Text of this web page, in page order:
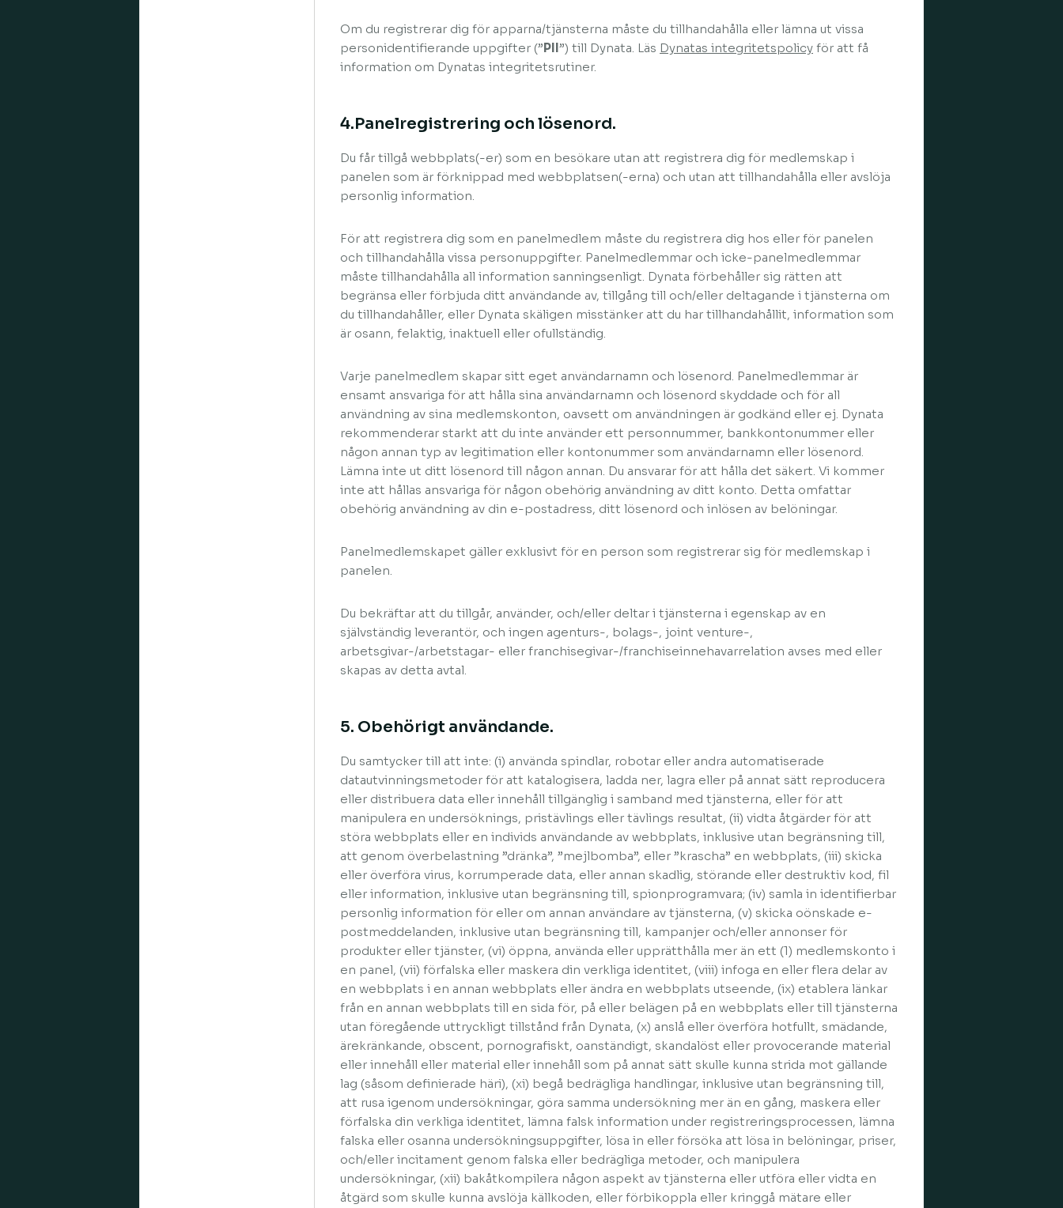
Om du registrerar dig för apparna/tjänsterna måste du tillhandahålla eller lämna ut vissa
personidentifierande uppgifter (”PII”) till Dynata. Läs Dynatas integritetspolicy för att få
information om Dynatas integritetsrutiner.
4.Panelregistrering och lösenord.
Du får tillgå webbplats(-er) som en besökare utan att registrera dig för medlemskap i
panelen som är förknippad med webbplatsen(-erna) och utan att tillhandahålla eller avslöja
personlig information.
För att registrera dig som en panelmedlem måste du registrera dig hos eller för panelen
och tillhandahålla vissa personuppgifter. Panelmedlemmar och icke-panelmedlemmar
måste tillhandahålla all information sanningsenligt. Dynata förbehåller sig rätten att
begränsa eller förbjuda ditt användande av, tillgång till och/eller deltagande i tjänsterna om
du tillhandahåller, eller Dynata skäligen misstänker att du har tillhandahållit, information som
är osann, felaktig, inaktuell eller ofullständig.
Varje panelmedlem skapar sitt eget användarnamn och lösenord. Panelmedlemmar är
ensamt ansvariga för att hålla sina användarnamn och lösenord skyddade och för all
användning av sina medlemskonton, oavsett om användningen är godkänd eller ej. Dynata
rekommenderar starkt att du inte använder ett personnummer, bankkontonummer eller
någon annan typ av legitimation eller kontonummer som användarnamn eller lösenord.
Lämna inte ut ditt lösenord till någon annan. Du ansvarar för att hålla det säkert. Vi kommer
inte att hållas ansvariga för någon obehörig användning av ditt konto. Detta omfattar
obehörig användning av din e-postadress, ditt lösenord och inlösen av belöningar.
Panelmedlemskapet gäller exklusivt för en person som registrerar sig för medlemskap i
panelen.
Du bekräftar att du tillgår, använder, och/eller deltar i tjänsterna i egenskap av en
självständig leverantör, och ingen agenturs-, bolags-, joint venture-,
arbetsgivar-/arbetstagar- eller franchisegivar-/franchiseinnehavarrelation avses med eller
skapas av detta avtal.
5. Obehörigt användande.
Du samtycker till att inte: (i) använda spindlar, robotar eller andra automatiserade
datautvinningsmetoder för att katalogisera, ladda ner, lagra eller på annat sätt reproducera
eller distribuera data eller innehåll tillgänglig i samband med tjänsterna, eller för att
manipulera en undersöknings, pristävlings eller tävlings resultat, (ii) vidta åtgärder för att
störa webbplats eller en individs användande av webbplats, inklusive utan begränsning till,
att genom överbelastning ”dränka”, ”mejlbomba”, eller ”krascha” en webbplats, (iii) skicka
eller överföra virus, korrumperade data, eller annan skadlig, störande eller destruktiv kod, fil
eller information, inklusive utan begränsning till, spionprogramvara; (iv) samla in identifierbar
personlig information för eller om annan användare av tjänsterna, (v) skicka oönskade e-
postmeddelanden, inklusive utan begränsning till, kampanjer och/eller annonser för
produkter eller tjänster, (vi) öppna, använda eller upprätthålla mer än ett (1) medlemskonto i
en panel, (vii) förfalska eller maskera din verkliga identitet, (viii) infoga en eller flera delar av
en webbplats i en annan webbplats eller ändra en webbplats utseende, (ix) etablera länkar
från en annan webbplats till en sida för, på eller belägen på en webbplats eller till tjänsterna
utan föregående uttryckligt tillstånd från Dynata, (x) anslå eller överföra hotfullt, smädande,
ärekränkande, obscent, pornografiskt, oanständigt, skandalöst eller provocerande material
eller innehåll eller material eller innehåll som på annat sätt skulle kunna strida mot gällande
lag (såsom definierade häri), (xi) begå bedrägliga handlingar, inklusive utan begränsning till,
att rusa igenom undersökningar, göra samma undersökning mer än en gång, maskera eller
förfalska din verkliga identitet, lämna falsk information under registreringsprocessen, lämna
falska eller osanna undersökningsuppgifter, lösa in eller försöka att lösa in belöningar, priser,
och/eller incitament genom falska eller bedrägliga metoder, och manipulera
undersökningar, (xii) bakåtkompilera någon aspekt av tjänsterna eller utföra eller vidta en
åtgärd som skulle kunna avslöja källkoden, eller förbikoppla eller kringgå mätare eller